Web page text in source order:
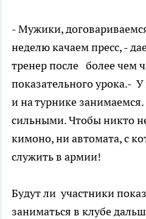
- Мужики,
неделю качаем пресс, -
тренер после более чем
показательного урока.-
и на турнике
сильными. Чтобы никто
кимоно, ни автомата, с
служить в армии!
Будут ли участники
заниматься в клубе